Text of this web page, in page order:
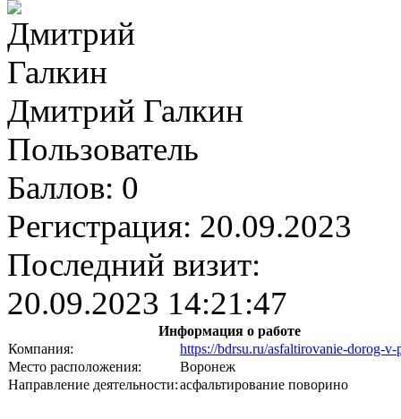
Дмитрий Галкин
Пользователь
Баллов: 0
Регистрация: 20.09.2023
Последний визит:
20.09.2023 14:21:47
Информация о работе
Компания:
https://bdrsu.ru/asfaltirovanie-dorog-
Место расположения:
Воронеж
Направление деятельности:асфальтирование поворино